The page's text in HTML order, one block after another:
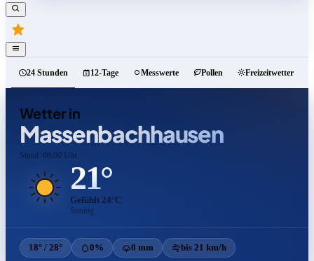
24 Stunden 12-Tage Messwerte Pollen Freizeitwetter
Wetter in
Massenbachhausen
Stand: 08:00 Uhr
21°
Gefühlt 24°C
Sonnig
18° / 28° 0% 0 mm bis 21 km/h